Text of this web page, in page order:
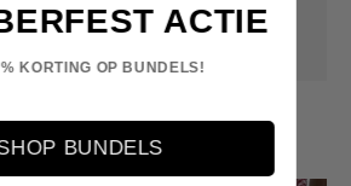
Normale
prijs
€109,00
ACTIE
KORTING OP BUNDELS!
BUNDELS